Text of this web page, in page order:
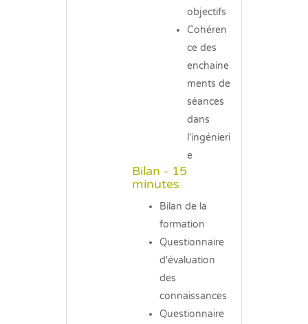
objectifs
Cohéren
ce des
enchaine
ments de
séances
dans
l'ingénieri
e
Bilan - 15
minutes
Bilan de la
formation
Questionnaire
d'évaluation
des
connaissances
Questionnaire